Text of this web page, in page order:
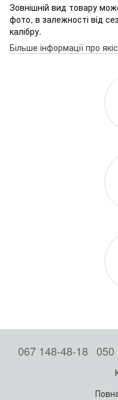
Зовнішній вид товару
фото, в залежності від
калібру.
Більше інформації про
067 148-48-18 050